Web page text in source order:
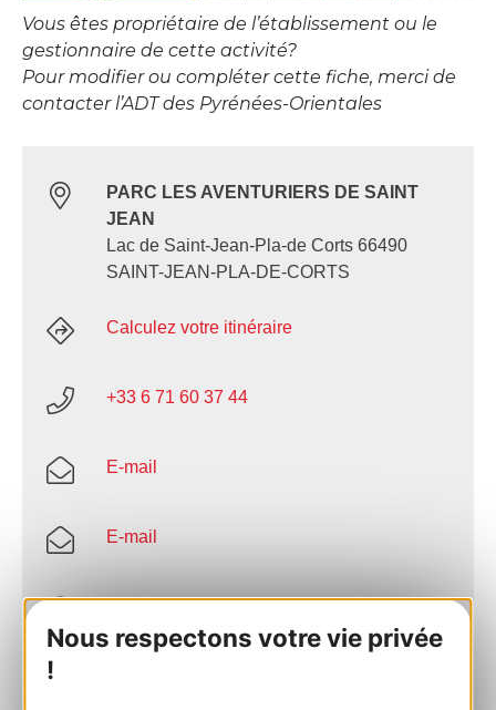
Nous respectons votre vie privée
!
Vous êtes propriétaire de l’établissement ou le
gestionnaire de cette activité?
Pour modifier ou compléter cette fiche, merci de
contacter l’ADT des Pyrénées-Orientales
PARC LES AVENTURIERS DE SAINT
JEAN
Lac de Saint-Jean-Pla-de Corts 66490
SAINT-JEAN-PLA-DE-CORTS
Calculez votre itinéraire
+33 6 71 60 37 44
E-mail
E-mail
Site internet